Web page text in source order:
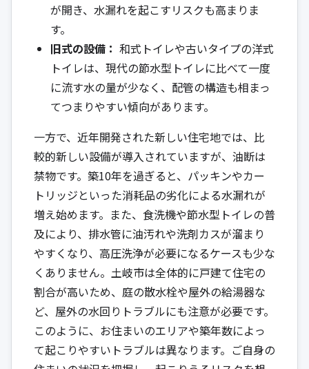
が開き、水漏れを起こすリスクも高まりま
す。
旧式の設備： 和式トイレや古いタイプの洋式
トイレは、現代の節水型トイレに比べて一度
に流す水の量が少なく、配管の構造も相まっ
てつまりやすい傾向があります。
一方で、近年開発された新しい住宅地では、比
較的新しい設備が導入されていますが、油断は
禁物です。築10年を過ぎると、パッキンやカー
トリッジといった消耗品の劣化による水漏れが
増え始めます。また、食洗機や節水型トイレの普
及により、排水管に油汚れや洗剤カスが溜まり
やすくなり、高圧洗浄が必要になるケースも少な
くありません。土岐市は全体的に戸建て住宅の
割合が高いため、庭の散水栓や屋外の給湯器な
ど、屋外の水回りトラブルにも注意が必要です。
このように、お住まいのエリアや築年数によっ
て起こりやすいトラブルは異なります。ご自身の